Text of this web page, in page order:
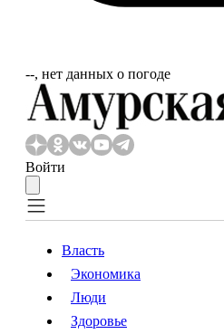
‐‐, нет данных о погоде
Войти
Власть
Власть
Экономика
Люди
Здоровье